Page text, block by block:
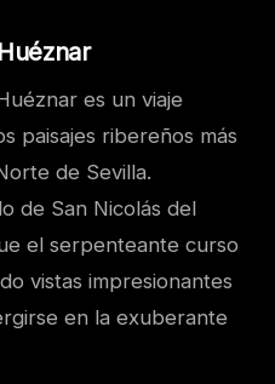
es un viaje
paisajes ribereños más
de Sevilla.
de San Nicolás del
el serpenteante curso
vistas impresionantes
en la exuberante